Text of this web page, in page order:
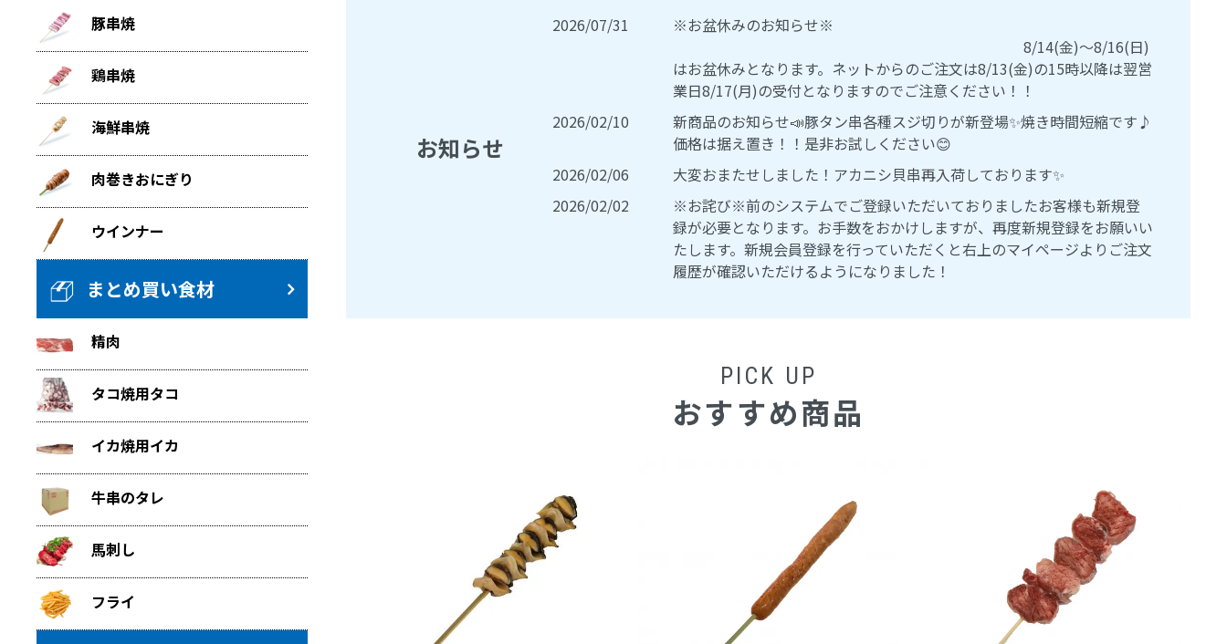
お知らせ
2026/07/31
※お盆休みのお知らせ※
8/14(金)～8/16(日)
はお盆休みとなります。ネットからのご注文は8/13(金)の15時以降は翌営
業日8/17(月)の受付となりますのでご注意ください！！
2026/02/10
新商品のお知らせ📣豚タン串各種スジ切りが新登場✨焼き時間短縮です♪
価格は据え置き！！是非お試しください😊
2026/02/06
大変おまたせしました！アカニシ貝串再入荷しております✨
2026/02/02
※お詫び※前のシステムでご登録いただいておりましたお客様も新規登
録が必要となります。お手数をおかけしますが、再度新規登録をお願いい
たします。新規会員登録を行っていただくと右上のマイページよりご注文
履歴が確認いただけるようになりました！
PICK UP
おすすめ商品
豚串焼
鶏串焼
海鮮串焼
肉巻きおにぎり
ウインナー
まとめ買い食材
精肉
タコ焼用タコ
イカ焼用イカ
牛串のタレ
馬刺し
フライ